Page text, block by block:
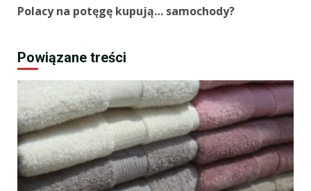
Polacy na potęgę kupują… samochody?
Powiązane treści